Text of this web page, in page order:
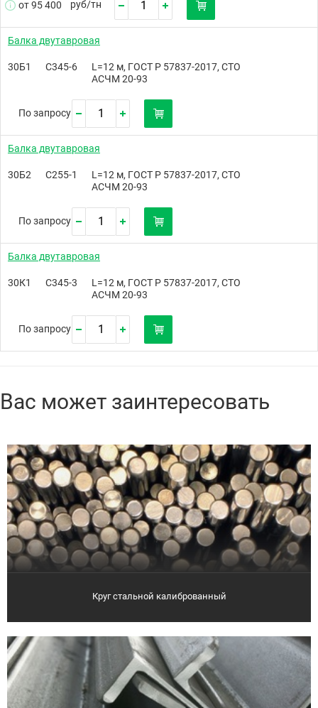
от 95 400 руб/тн
Балка двутавровая
30Б1 С345-6
L=12 м, ГОСТ Р 57837-2017, СТО
АСЧМ 20-93
По запросу
Балка двутавровая
30Б2 С255-1
L=12 м, ГОСТ Р 57837-2017, СТО
АСЧМ 20-93
По запросу
Балка двутавровая
30К1 С345-3
L=12 м, ГОСТ Р 57837-2017, СТО
АСЧМ 20-93
По запросу
Вас может заинтересовать
Круг стальной калиброванный